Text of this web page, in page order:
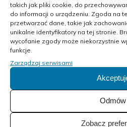
takich jak pliki cookie, do
do informacji o urządzeniu. Zgoda na
przetwarzać dane, takie jak
unikalne identyfikatory na tej stronie.
wycofanie zgody może niekorzystnie
funkcje.
Zarządzaj serwisami
Odmów
Zobacz
Warto pamiętać, że użytkownicy
kontaktują się z firmami, które
uzupełniony profil, mają aktualne
realizacji. Duże znaczenie ma
doświadczenia, referencji oraz
wizerunek online.
WBOW24
wiemy, że pierwsze